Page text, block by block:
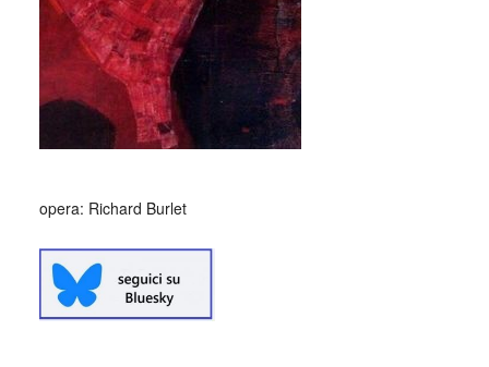
opera: Richard Burlet